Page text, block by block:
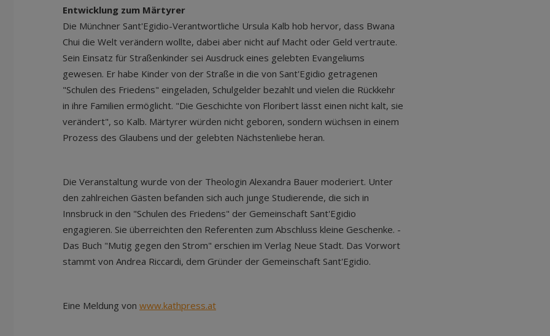
Entwicklung zum Märtyrer
Die Münchner Sant'Egidio-Verantwortliche Ursula Kalb hob hervor, dass Bwana
Chui die Welt verändern wollte, dabei aber nicht auf Macht oder Geld vertraute.
Sein Einsatz für Straßenkinder sei Ausdruck eines gelebten Evangeliums
gewesen. Er habe Kinder von der Straße in die von Sant'Egidio getragenen
"Schulen des Friedens" eingeladen, Schulgelder bezahlt und vielen die Rückkehr
in ihre Familien ermöglicht. "Die Geschichte von Floribert lässt einen nicht kalt, sie
verändert", so Kalb. Märtyrer würden nicht geboren, sondern wüchsen in einem
Prozess des Glaubens und der gelebten Nächstenliebe heran.
Die Veranstaltung wurde von der Theologin Alexandra Bauer moderiert. Unter
den zahlreichen Gästen befanden sich auch junge Studierende, die sich in
Innsbruck in den "Schulen des Friedens" der Gemeinschaft Sant'Egidio
engagieren. Sie überreichten den Referenten zum Abschluss kleine Geschenke. -
Das Buch "Mutig gegen den Strom" erschien im Verlag Neue Stadt. Das Vorwort
stammt von Andrea Riccardi, dem Gründer der Gemeinschaft Sant'Egidio.
Eine Meldung von www.kathpress.at